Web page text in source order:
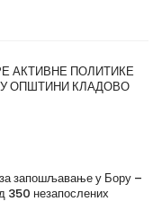
АКТИВНЕ ПОЛИТИКЕ
ОПШТИНИ КЛАДОВО
запошљавање у Бору –
350 незапослених